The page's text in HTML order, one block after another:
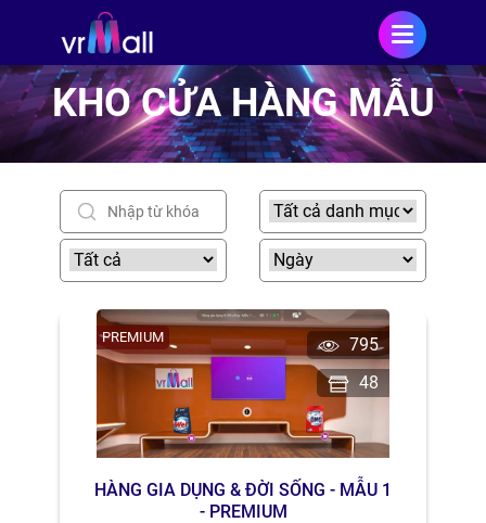
KHO CỬA HÀNG MẪU
795
48
PREMIUM
HÀNG GIA DỤNG & ĐỜI SỐNG - MẪU 1
- PREMIUM